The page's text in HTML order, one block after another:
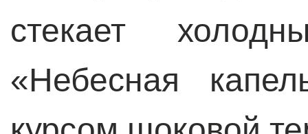
стекает
«Небесная